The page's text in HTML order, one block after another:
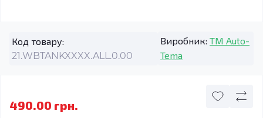
Код товару:
21.WBTANKXXXX.ALL.0.00
Виробник: TM Auto-
Tema
490.00 грн.